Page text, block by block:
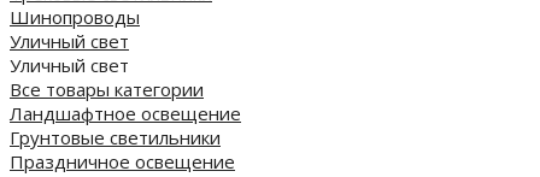
Шинопроводы
Уличный свет
Уличный свет
Все товары категории
Ландшафтное освещение
Грунтовые светильники
Праздничное освещение